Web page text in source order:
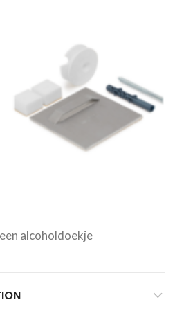
alcoholdoekje